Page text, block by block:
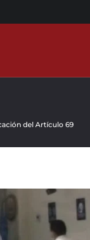
del Artículo 69